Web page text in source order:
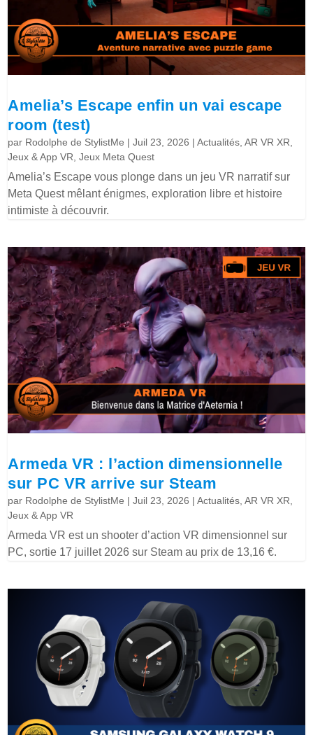
Amelia’s Escape enfin un vai escape
room (test)
par Rodolphe de StylistMe |Juil 23, 2026 |Actualités ,AR VR XR
Jeux & App VR ,Jeux Meta Quest
Amelia’s Escape vous plonge dans un jeu VR narratif sur
Meta Quest mêlant énigmes, exploration libre et histoire
intimiste à découvrir.
Armeda VR : l’action dimensionnelle
sur PC VR arrive sur Steam
par Rodolphe de StylistMe |Juil 23, 2026 |Actualités ,AR VR XR
Jeux & App VR
Armeda VR est un shooter d’action VR dimensionnel sur
PC, sortie 17 juillet 2026 sur Steam au prix de 13,16 €.